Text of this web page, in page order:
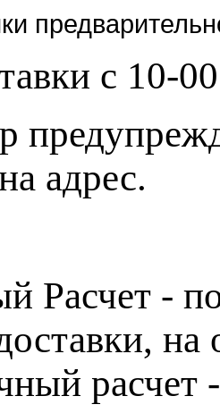
с 10-
адрес.
Расчет -
на